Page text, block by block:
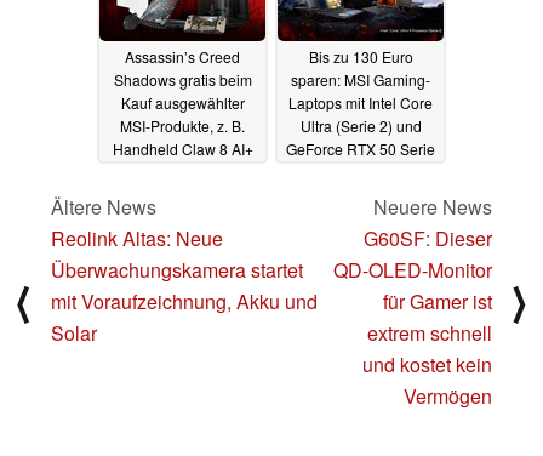
Assassin’s Creed
Shadows gratis beim
Kauf ausgewählter
MSI-Produkte, z. B.
Handheld Claw 8 AI+
Bis zu 130 Euro
sparen: MSI Gaming-
Laptops mit Intel Core
Ultra (Serie 2) und
GeForce RTX 50 Serie
⟨
Ältere News
Reolink Altas: Neue
Überwachungskamera startet
mit Voraufzeichnung, Akku und
Solar
Neuere News
G60SF: Dieser
QD-OLED-Monitor
für Gamer ist
extrem schnell
und kostet kein
Vermögen
⟩